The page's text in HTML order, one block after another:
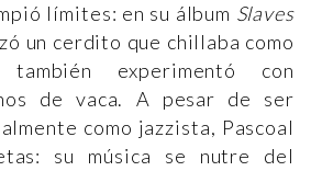
límites: en su álbum Slaves
un cerdito que chillaba como
experimentó con
de vaca. A pesar de ser
como jazzista, Pascoal
su música se nutre del